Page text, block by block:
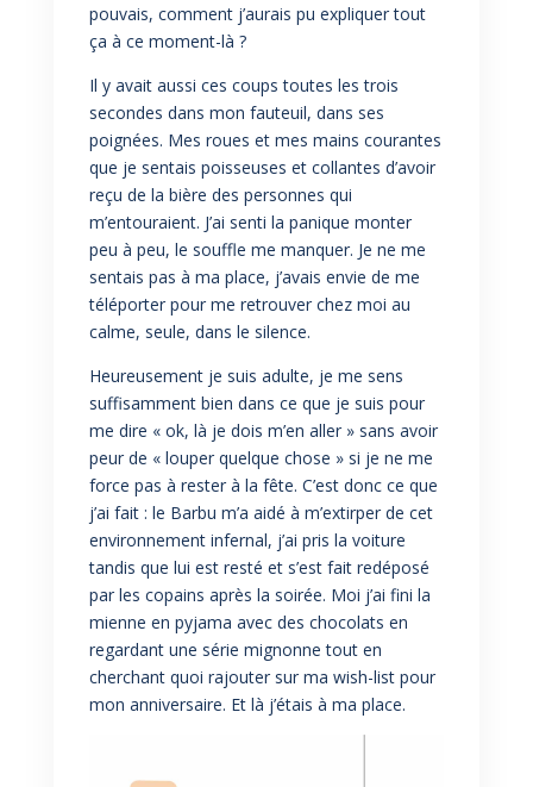
pouvais, comment j’aurais pu expliquer tout
ça à ce moment-là ?
Il y avait aussi ces coups toutes les trois
secondes dans mon fauteuil, dans ses
poignées. Mes roues et mes mains courantes
que je sentais poisseuses et collantes d’avoir
reçu de la bière des personnes qui
m’entouraient. J’ai senti la panique monter
peu à peu, le souffle me manquer. Je ne me
sentais pas à ma place, j’avais envie de me
téléporter pour me retrouver chez moi au
calme, seule, dans le silence.
Heureusement je suis adulte, je me sens
suffisamment bien dans ce que je suis pour
me dire « ok, là je dois m’en aller » sans avoir
peur de « louper quelque chose » si je ne me
force pas à rester à la fête. C’est donc ce que
j’ai fait : le Barbu m’a aidé à m’extirper de cet
environnement infernal, j’ai pris la voiture
tandis que lui est resté et s’est fait redéposé
par les copains après la soirée. Moi j’ai fini la
mienne en pyjama avec des chocolats en
regardant une série mignonne tout en
cherchant quoi rajouter sur ma wish-list pour
mon anniversaire. Et là j’étais à ma place.